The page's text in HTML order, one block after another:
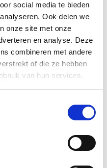
social media te bieden
Ook delen we
onze site met onze
en analyse. Deze
combineren met andere
of die ze hebben
van hun services.